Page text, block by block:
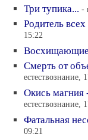
Три тупика... -
Родитель
15:22
Смерть от
естествознание,
Окись магния
естествознание,
Фатальная
09:21